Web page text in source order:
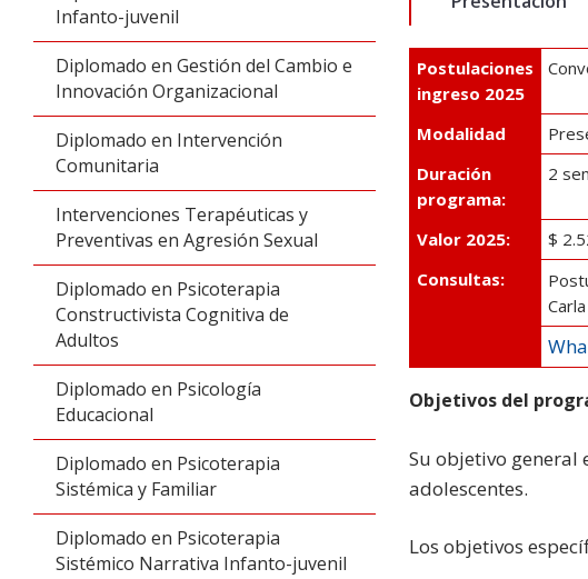
Infanto-juvenil
Diplomado en Gestión del Cambio e
Innovación Organizacional
Diplomado en Intervención
Comunitaria
Intervenciones Terapéuticas y
Preventivas en Agresión Sexual
Diplomado en Psicoterapia
Constructivista Cognitiva de
Adultos
Diplomado en Psicología
Educacional
Diplomado en Psicoterapia
Sistémica y Familiar
Diplomado en Psicoterapia
Sistémico Narrativa Infanto-juvenil
Postulaciones
ingreso 2025
Modalidad
Duración
programa:
2
Valor 2025:
$
Consultas:
Objetivos del
Su objetivo general
adolescentes.
Los objetivos